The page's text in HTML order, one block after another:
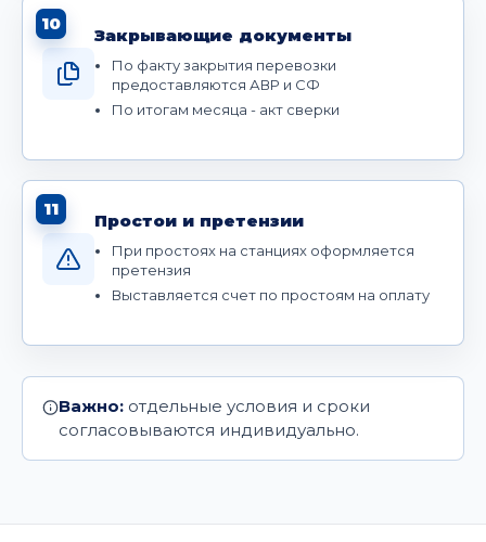
10
Закрывающие документы
По факту закрытия перевозки
предоставляются АВР и СФ
По итогам месяца - акт сверки
11
Простои и претензии
При простоях на станциях оформляется
претензия
Выставляется счет по простоям на оплату
Важно: отдельные условия и сроки
согласовываются индивидуально.